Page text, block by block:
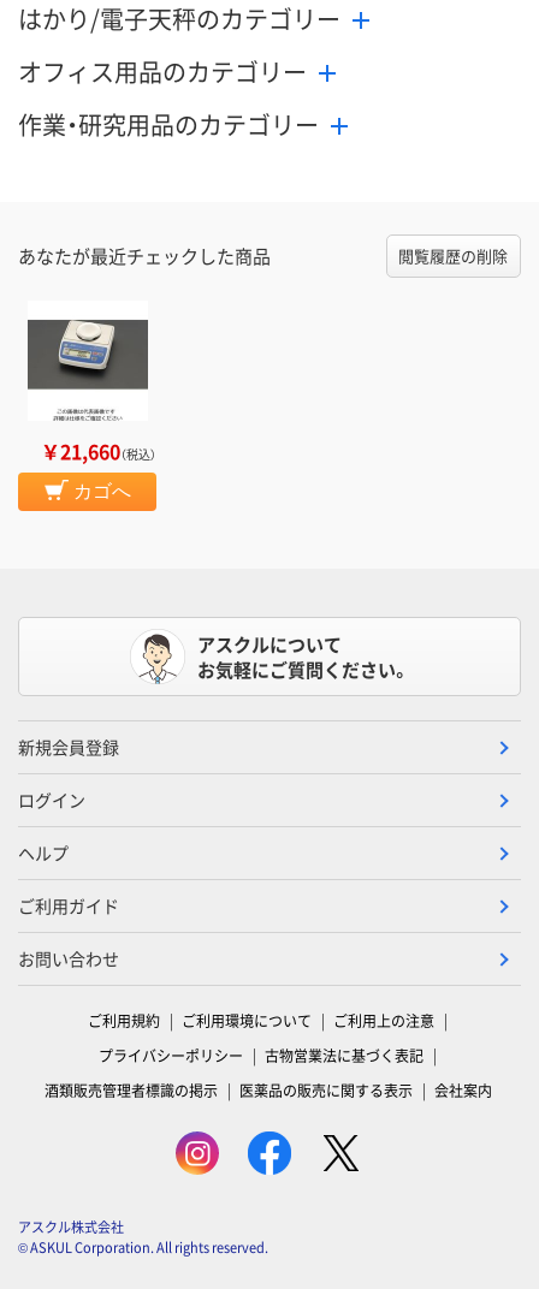
はかり/電子天秤のカテゴリー
オフィス用品のカテゴリー
作業・研究用品のカテゴリー
あなたが最近チェックした商品 閲覧履歴の削除
￥21,660（税込）
カゴへ
アスクルについて
お気軽にご質問ください。
新規会員登録
ログイン
ヘルプ
ご利用ガイド
お問い合わせ
ご利用規約 ご利用環境について
ご利用上の注意
プライバシーポリシー
古物営業法に基づく表記
酒類販売管理者標識の掲示
医薬品の販売に関する表示 会社案内
アスクル株式会社
© ASKUL Corporation. All rights reserved.